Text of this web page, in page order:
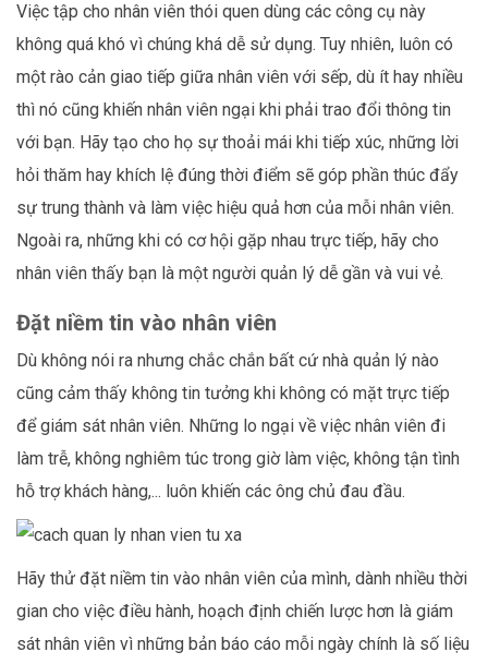
Việc tập cho nhân viên thói quen dùng các công cụ này
không quá khó vì chúng khá dễ sử dụng. Tuy nhiên, luôn có
một rào cản giao tiếp giữa nhân viên với sếp, dù ít hay nhiều
thì nó cũng khiến nhân viên ngại khi phải trao đổi thông tin
với bạn. Hãy tạo cho họ sự thoải mái khi tiếp xúc, những lời
hỏi thăm hay khích lệ đúng thời điểm sẽ góp phần thúc đẩy
sự trung thành và làm việc hiệu quả hơn của mỗi nhân viên.
Ngoài ra, những khi có cơ hội gặp nhau trực tiếp, hãy cho
nhân viên thấy bạn là một người quản lý dễ gần và vui vẻ.
Đặt niềm tin vào nhân viên
Dù không nói ra nhưng chắc chắn bất cứ nhà quản lý nào
cũng cảm thấy không tin tưởng khi không có mặt trực tiếp
để giám sát nhân viên. Những lo ngại về việc nhân viên đi
làm trễ, không nghiêm túc trong giờ làm việc, không tận tình
hỗ trợ khách hàng,... luôn khiến các ông chủ đau đầu.
Hãy thử đặt niềm tin vào nhân viên của mình, dành nhiều thời
gian cho việc điều hành, hoạch định chiến lược hơn là giám
sát nhân viên vì những bản báo cáo mỗi ngày chính là số liệu